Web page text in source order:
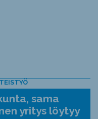
sama
yritys löytyy